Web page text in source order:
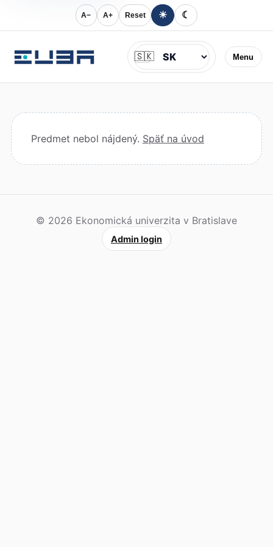
A− A+ Reset ☀ ☾
Menu
Jazyk
🇸🇰
Predmet nebol nájdený. Späť na úvod
© 2026 Ekonomická univerzita v Bratislave
Admin login